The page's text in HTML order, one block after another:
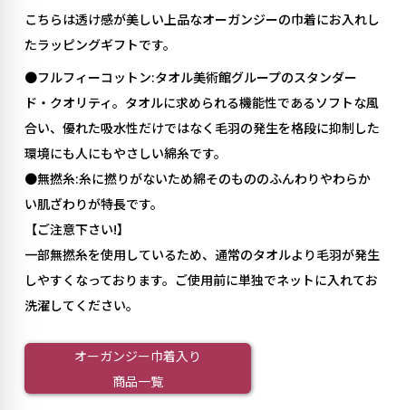
こちらは透け感が美しい上品なオーガンジーの巾着にお入れし
たラッピングギフトです。
●フルフィーコットン:タオル美術館グループのスタンダー
ド・クオリティ。タオルに求められる機能性であるソフトな風
合い、優れた吸水性だけではなく毛羽の発生を格段に抑制した
環境にも人にもやさしい綿糸です。
●無撚糸:糸に撚りがないため綿そのもののふんわりやわらか
い肌ざわりが特長です。
【ご注意下さい!】
一部無撚糸を使用しているため、通常のタオルより毛羽が発生
しやすくなっております。ご使用前に単独でネットに入れてお
洗濯してください。
オーガンジー巾着入り
商品一覧